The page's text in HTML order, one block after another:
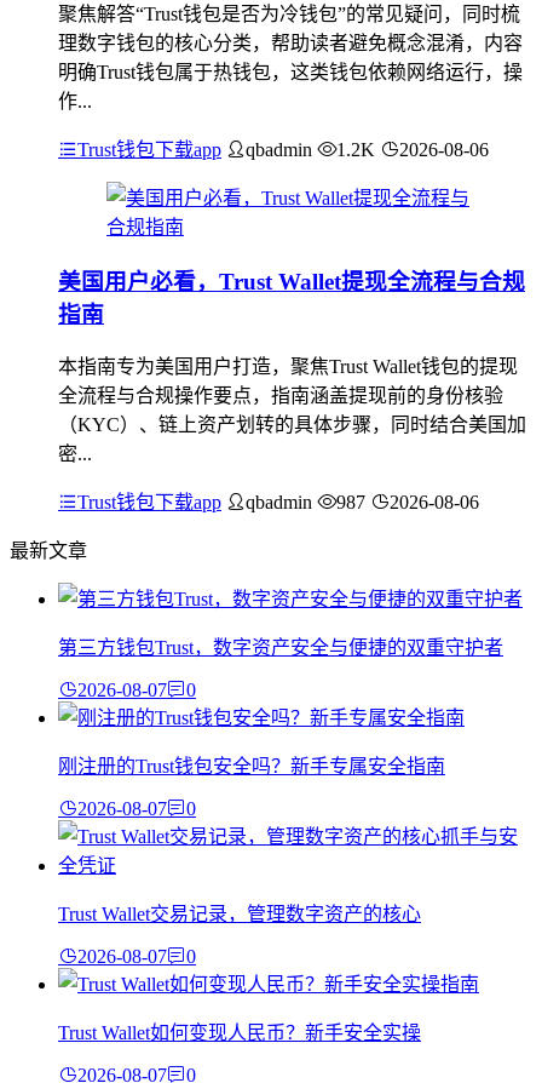
聚焦解答“Trust钱包是否为冷钱包”的常见疑问，同时梳
理数字钱包的核心分类，帮助读者避免概念混淆，内容
明确Trust钱包属于热钱包，这类钱包依赖网络运行，操
作...
Trust钱包下载app qbadmin 1.2K 2026-08-06
美国用户必看，Trust Wallet提现全流程与合规
指南
本指南专为美国用户打造，聚焦Trust Wallet钱包的提现
全流程与合规操作要点，指南涵盖提现前的身份核验
（KYC）、链上资产划转的具体步骤，同时结合美国加
密...
Trust钱包下载app qbadmin 987 2026-08-06
最新文章
第三方钱包Trust，数字资产安全与便捷的双重守护者
2026-08-07 0
刚注册的Trust钱包安全吗？新手专属安全指南
2026-08-07 0
Trust Wallet交易记录，管理数字资产的核心
2026-08-07 0
Trust Wallet如何变现人民币？新手安全实操
2026-08-07 0